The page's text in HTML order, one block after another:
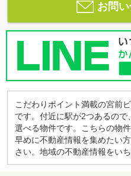
お問
こだわりポイント満載の宮前
です。付近に駅が2つあるの
選べる物件です。こちらの物
早めに不動産情報を集めたい
さい。地域の不動産情報をい